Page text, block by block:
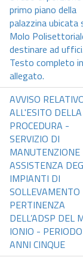
primo piano della
palazzina ubicata
Molo
destinare ad
Testo completo in
allegato.
AVVISO
ALL'ESITO DELLA
PROCEDURA -
SERVIZIO DI
MANUTENZIONE
ASSISTENZA
IMPIANTI DI
SOLLEVAMENTO
PERTINENZA
DELL’ADSP DEL
IONIO - PERIODO
ANNI CINQUE